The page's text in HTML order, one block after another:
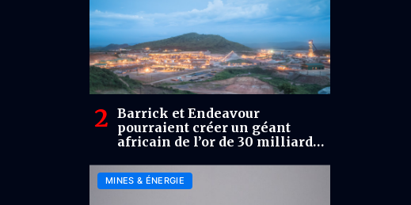
Barrick et Endeavour
pourraient créer un géant
africain de l’or de 30 milliards
MINES & ÉNERGIE